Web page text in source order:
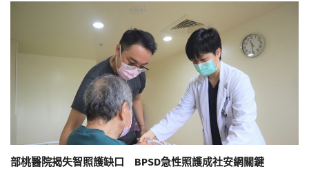
部桃醫院揭失智照護缺口 BPSD急性照護成社安網關鍵